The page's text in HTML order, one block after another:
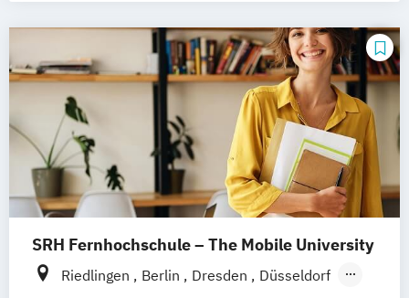
SRH Fernhochschule – The Mobile University
Riedlingen Berlin Dresden
Düsseldorf